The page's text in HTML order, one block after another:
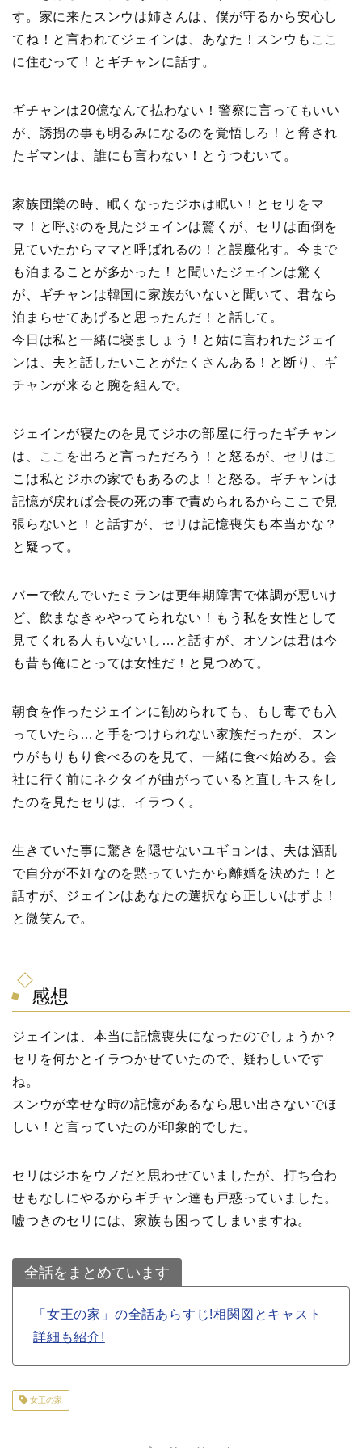
す。家に来たスンウは姉さんは、僕が守るから安心し
てね！と言われてジェインは、あなた！スンウもここ
に住むって！とギチャンに話す。
ギチャンは20億なんて払わない！警察に言ってもいい
が、誘拐の事も明るみになるのを覚悟しろ！と脅され
たギマンは、誰にも言わない！とうつむいて。
家族団欒の時、眠くなったジホは眠い！とセリをマ
マ！と呼ぶのを見たジェインは驚くが、セリは面倒を
見ていたからママと呼ばれるの！と誤魔化す。今まで
も泊まることが多かった！と聞いたジェインは驚く
が、ギチャンは韓国に家族がいないと聞いて、君なら
泊まらせてあげると思ったんだ！と話して。
今日は私と一緒に寝ましょう！と姑に言われたジェイ
ンは、夫と話したいことがたくさんある！と断り、ギ
チャンが来ると腕を組んで。
ジェインが寝たのを見てジホの部屋に行ったギチャン
は、ここを出ろと言っただろう！と怒るが、セリはこ
こは私とジホの家でもあるのよ！と怒る。ギチャンは
記憶が戻れば会長の死の事で責められるからここで見
張らないと！と話すが、セリは記憶喪失も本当かな？
と疑って。
バーで飲んでいたミランは更年期障害で体調が悪いけ
ど、飲まなきゃやってられない！もう私を女性として
見てくれる人もいないし…と話すが、オソンは君は今
も昔も俺にとっては女性だ！と見つめて。
朝食を作ったジェインに勧められても、もし毒でも入
っていたら…と手をつけられない家族だったが、スン
ウがもりもり食べるのを見て、一緒に食べ始める。会
社に行く前にネクタイが曲がっていると直しキスをし
たのを見たセリは、イラつく。
生きていた事に驚きを隠せないユギョンは、夫は酒乱
で自分が不妊なのを黙っていたから離婚を決めた！と
話すが、ジェインはあなたの選択なら正しいはずよ！
と微笑んで。
感想
ジェインは、本当に記憶喪失になったのでしょうか？
セリを何かとイラつかせていたので、疑わしいです
ね。
スンウが幸せな時の記憶があるなら思い出さないでほ
しい！と言っていたのが印象的でした。
セリはジホをウノだと思わせていましたが、打ち合わ
せもなしにやるからギチャン達も戸惑っていました。
嘘つきのセリには、家族も困ってしまいますね。
全話をまとめています
「女王の家」の全話あらすじ!相関図とキャスト
詳細も紹介!
女王の家